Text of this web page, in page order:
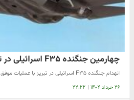
چهارمین جنگنده F۳۵ اسرائیلی در تبریز ساقط شد
انهدام جنگنده F۳۵ اسرائیلی ‌در تبریز با عملیات موفق ‌پدافند
۲۶ خرداد ۱۴۰۴ | ۲۲:۲۲